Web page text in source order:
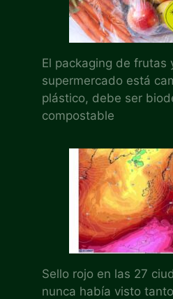
El packaging de frutas
supermercado está
plástico, debe ser
compostable
Sello rojo en las 27
nunca había visto